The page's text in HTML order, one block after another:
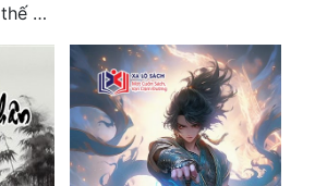
Chương 4728: Tân thế giới (đại kết cục) (10)